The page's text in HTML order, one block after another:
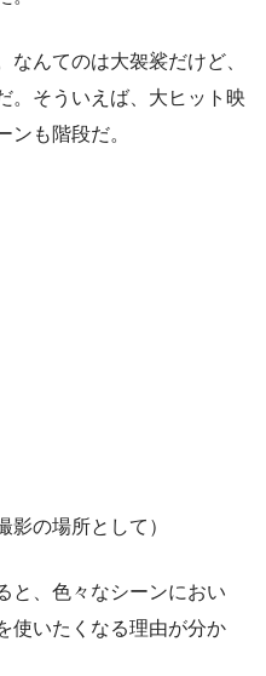
んてのは大袈裟だけど、
。そういえば、大ヒット映
ンも階段だ。
影の場所として）
と、色々なシーンにおい
使いたくなる理由が分か